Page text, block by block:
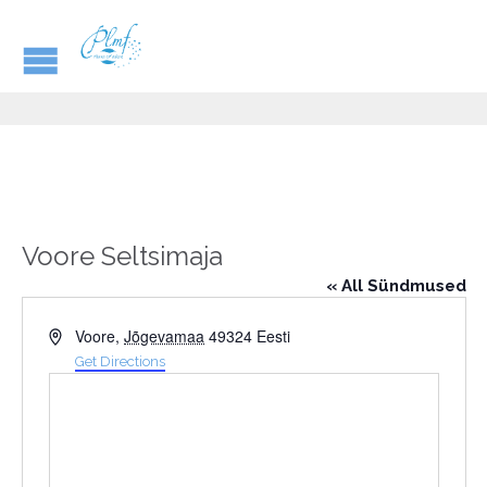
Voore Seltsimaja
« All Sündmused
Address
Voore, Jõgevamaa 49324 Eesti
Get Directions